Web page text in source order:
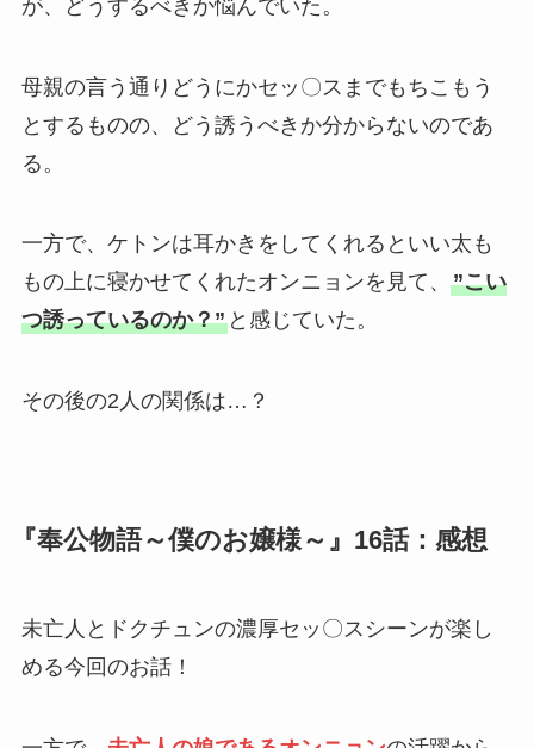
が、どうするべきか悩んでいた。
母親の言う通りどうにかセッ〇スまでもちこもう
とするものの、どう誘うべきか分からないのであ
る。
一方で、ケトンは耳かきをしてくれるといい太も
もの上に寝かせてくれたオンニョンを見て、 ”こい
つ誘っているのか？”と感じていた。
その後の2人の関係は…？
『奉公物語～僕のお嬢様～』16話：感想
未亡人とドクチュンの濃厚セッ〇スシーンが楽し
める今回のお話！